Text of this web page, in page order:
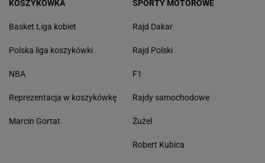
KOSZYKÓWKA
Basket Liga kobiet
Polska liga koszykówki
NBA
Reprezentacja w koszykówkę
Marcin Gortat
SPORTY MOTOROWE
Rajd Dakar
Rajd Polski
F1
Rajdy samochodowe
Żużel
Robert Kubica